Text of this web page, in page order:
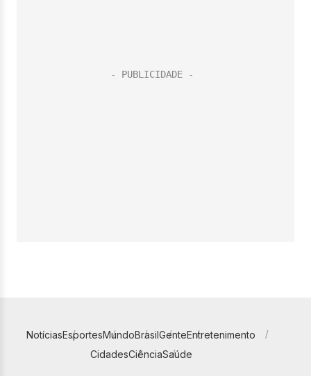
NotíciasEsportesMundoBrasilGenteEntretenimento
CidadesCiênciaSaúde